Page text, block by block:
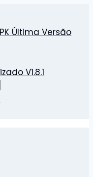
Última Versão
V1.8.1